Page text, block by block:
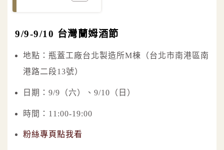
9/9-9/10 台灣蘭姆酒節
地點：瓶蓋工廠台北製造所M棟（台北市南港區南
港路二段13號）
日期：9/9（六）、9/10（日）
時間：11:00-19:00
粉絲專頁點我看